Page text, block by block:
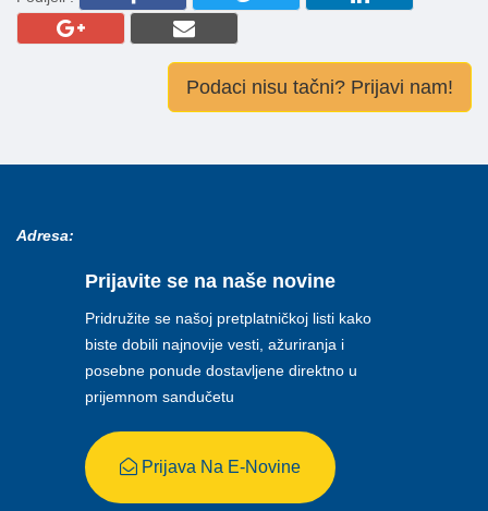
Podaci nisu tačni? Prijavi nam!
Adresa:
Prijavite se na naše novine
Pridružite se našoj pretplatničkoj listi kako
biste dobili najnovije vesti, ažuriranja i
posebne ponude dostavljene direktno u
prijemnom sandučetu
Prijava Na E-Novine